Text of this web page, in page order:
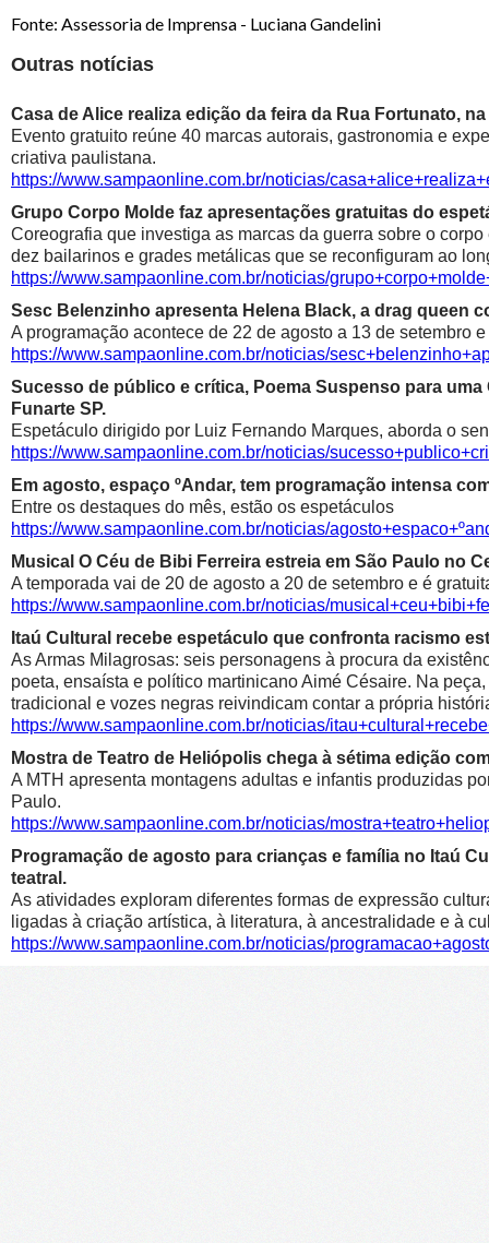
Fonte: Assessoria de Imprensa - Luciana Gandelini
Outras notícias
Casa de Alice realiza edição da feira da Rua Fortunato,
Evento gratuito reúne 40 marcas autorais, gastronomia e
criativa paulistana.
https://www.sampaonline.com.br/noticias/
Grupo Corpo Molde faz apresentações gratuitas do
Coreografia que investiga as marcas da guerra sobre o
dez bailarinos e grades metálicas que se reconfiguram ao
https://www.sampaonline.com.br/noticias/
Sesc Belenzinho apresenta Helena Black, a drag queen
A programação acontece de 22 de agosto a 13 de setembro
https://www.sampaonline.com.br/noticias/
Sucesso de público e crítica, Poema Suspenso para
Funarte SP.
Espetáculo dirigido por Luiz Fernando Marques, aborda o
https://www.sampaonline.com.br/noticias/
Em agosto, espaço ºAndar, tem programação intensa
Entre os destaques do mês, estão os espetáculos
https://www.sampaonline.com.br/noticias/
Musical O Céu de Bibi Ferreira estreia em São Paulo no
A temporada vai de 20 de agosto a 20 de setembro e é
https://www.sampaonline.com.br/noticias/
Itaú Cultural recebe espetáculo que confronta racismo
As Armas Milagrosas: seis personagens à procura da
poeta, ensaísta e político martinicano Aimé Césaire. Na
tradicional e vozes negras reivindicam contar a própria
https://www.sampaonline.com.br/noticias/
Mostra de Teatro de Heliópolis chega à sétima edição
A MTH apresenta montagens adultas e infantis produzidas
Paulo.
https://www.sampaonline.com.br/noticias/
Programação de agosto para crianças e família no Itaú
teatral.
As atividades exploram diferentes formas de expressão
ligadas à criação artística, à literatura, à ancestralidade e à
https://www.sampaonline.com.br/noticias/